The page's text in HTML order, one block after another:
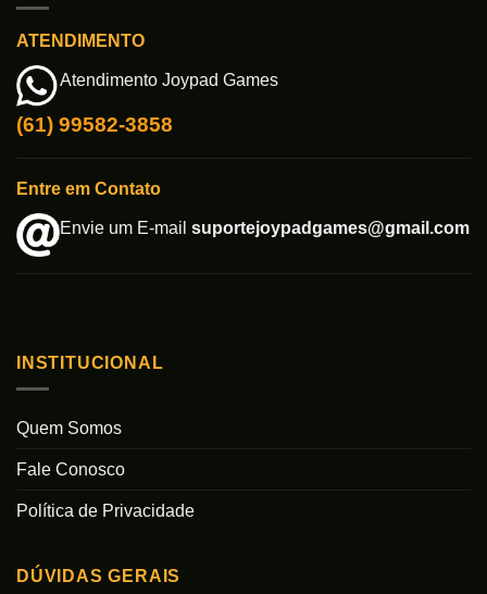
ATENDIMENTO
Atendimento Joypad Games
(61) 99582-3858
Entre em Contato
Envie um E-mail suportejoypadgames@gmail.com
INSTITUCIONAL
Quem Somos
Fale Conosco
Política de Privacidade
DÚVIDAS GERAIS